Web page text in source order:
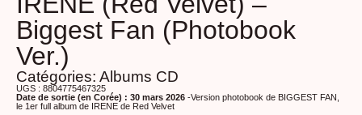
Biggest Fan (Photobook
Ver.)
Catégories: Albums CD
UGS : 8804775467325
Date de sortie (en Corée) : 30 mars 2026 -Version photobook de BIGGEST FAN,
le 1er full album de IRENE de Red Velvet